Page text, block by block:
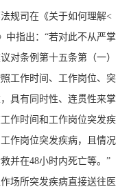
规司在《关于如何理解<
中指出：“若对此不从严掌
对条例第十五条第（一）
工作时间、工作岗位、突
具有同时性、连贯性来掌
作时间和工作岗位突发疾
作岗位突发疾病，且情况
并在48小时内死亡等。”
场所突发疾病直接送往医